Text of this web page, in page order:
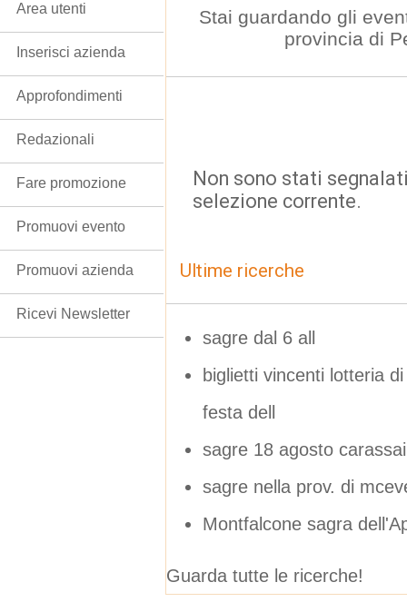
Stai guardando gli
provincia di
Non sono stati
selezione corrente.
Ultime ricerche
sagre dal 6 all
biglietti vincenti lotteria di
festa dell
sagre 18 agosto carassai
sagre nella prov. di
Montfalcone sagra
Guarda tutte le ricerche!
Area utenti
Inserisci azienda
Approfondimenti
Redazionali
Fare promozione
Promuovi evento
Promuovi azienda
Ricevi Newsletter